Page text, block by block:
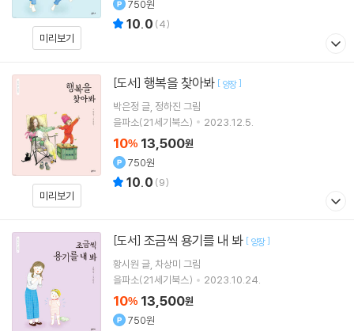
미리보기
750원
10.0 (4)
미리보기
[도서] 행복을 찾아봐 [ 양장]
박은정 글 정하진 그림
을파소(21세기북스)
2023.12.5.
10% 13,500원
750원
10.0 (9)
[도서] 조금씩 용기를 내 봐 [ 양장]
황시원 글 차상미 그림
을파소(21세기북스)
2023.10.24.
10% 13,500원
750원